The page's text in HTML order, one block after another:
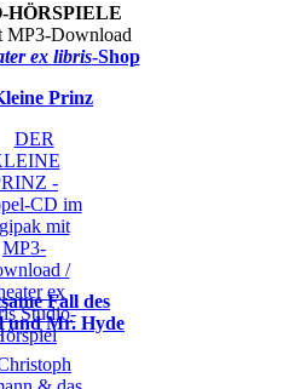
HÖRSPIELE
MP3-Download
ex libris-Shop
Prinz
Fall des
und Mr. Hyde